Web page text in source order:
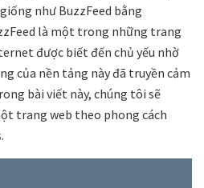
như BuzzFeed bằng
là một trong những trang
được biết đến chủ yếu nhờ
của nền tảng này đã truyền cảm
bài viết này, chúng tôi sẽ
trang web theo phong cách